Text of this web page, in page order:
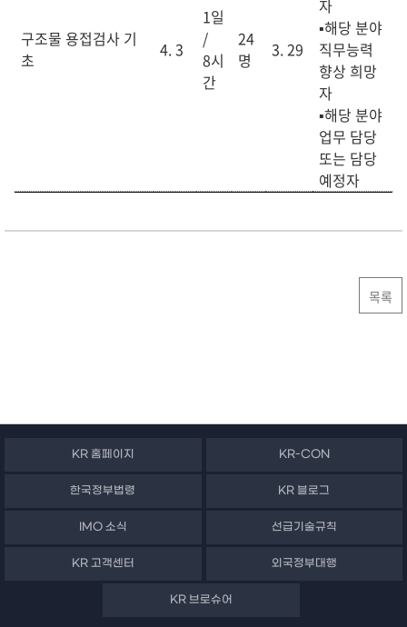
구조물 용접검사 기
초
4. 3
1일
/
8시
간
24
명
3. 29
자
▪해당 분야
직무능력
향상 희망
자
▪해당 분야
업무 담당
또는 담당
예정자
목록
KR 홈페이지 KR-CON
한국정부법령 KR 블로그
IMO 소식 선급기술규칙
KR 고객센터 외국정부대행
KR 브로슈어